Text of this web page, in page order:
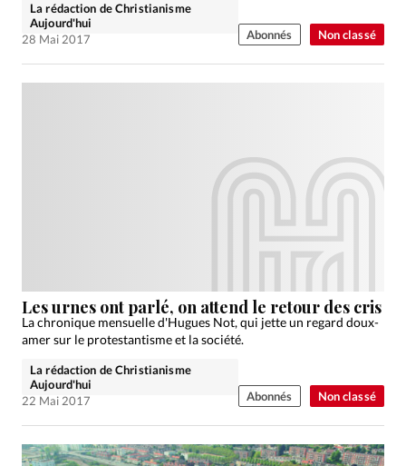
Non classé
La rédaction de Christianisme
Aujourd'hui
28 Mai 2017
Abonnés
Non classé
Les urnes ont parlé, on attend le retour des cris
La chronique mensuelle d'Hugues Not, qui jette un regard doux-
amer sur le protestantisme et la société.
La rédaction de Christianisme
Aujourd'hui
22 Mai 2017
Abonnés